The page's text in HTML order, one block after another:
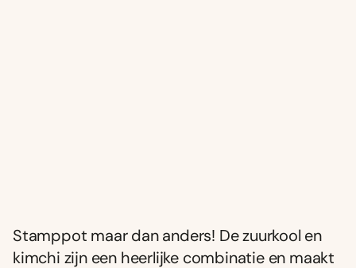
Stamppot maar dan anders! De zuurkool en
kimchi zijn een heerlijke combinatie en maakt